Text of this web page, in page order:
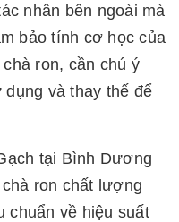
nhân bên ngoài mà
bảo tính cơ học của
ron, cần chú ý
và thay thế để
tại Bình Dương
ron chất lượng
chuẩn về hiệu suất